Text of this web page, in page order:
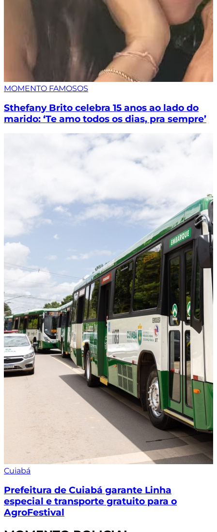
MOMENTO FAMOSOS
Sthefany Brito celebra 15 anos ao lado do
marido: ‘Te amo todos os dias, pra sempre’
Cuiabá
Prefeitura de Cuiabá garante Linha
especial e transporte gratuito para o
AgroFestival